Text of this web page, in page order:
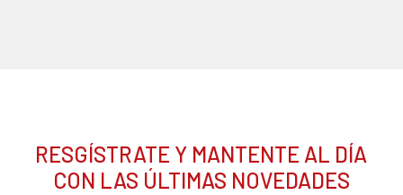
RESGÍSTRATE Y MANTENTE AL DÍA
CON LAS ÚLTIMAS NOVEDADES